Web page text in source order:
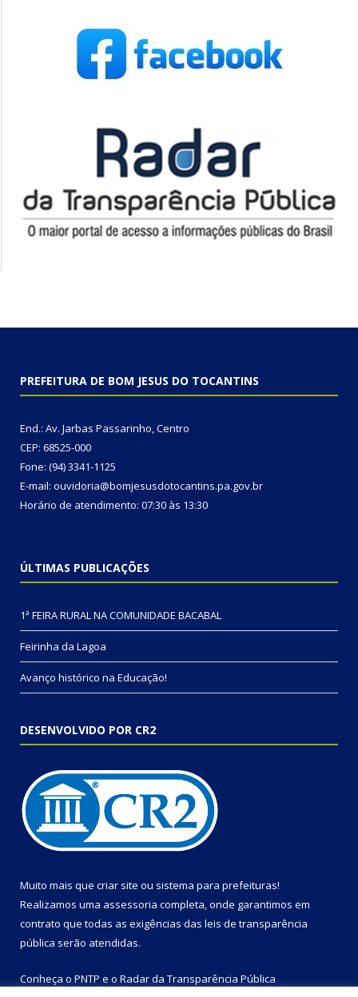
PREFEITURA DE BOM JESUS DO TOCANTINS
End.: Av. Jarbas Passarinho, Centro
CEP: 68525-000
Fone: (94) 3341-1125
E-mail: ouvidoria@bomjesusdotocantins.pa.gov.br
Horário de atendimento: 07:30 às 13:30
ÚLTIMAS PUBLICAÇÕES
1ª FEIRA RURAL NA COMUNIDADE BACABAL
Feirinha da Lagoa
Avanço histórico na Educação!
DESENVOLVIDO POR CR2
Muito mais que criar site ou sistema para prefeituras!
Realizamos uma assessoria completa, onde garantimos em
contrato que todas as exigências das leis de transparência
pública serão atendidas.
Conheça o PNTP e o Radar da Transparência Pública